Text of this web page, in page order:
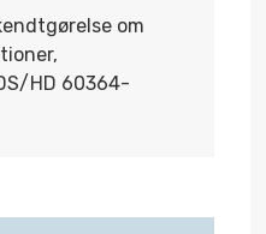
om
HD 60364-